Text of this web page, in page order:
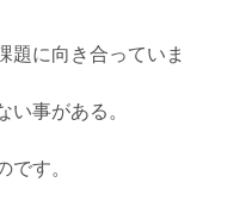
題に向き合っていま
い事がある。
です。